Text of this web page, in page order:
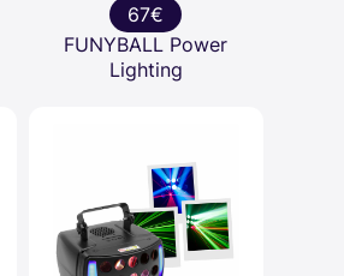
67€
FUNYBALL Power
Lighting